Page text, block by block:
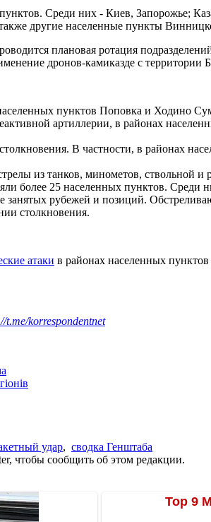
Среди них - Киев, Запорожье;
другие населенные пункты
плановая ротация
дронов-камиказде с территории
пунктов Поповка и Ходино
артиллерии, в районах
В частности, в районах
из танков, минометов, ствольной
более 25 населенных пунктов.
рубежей и позиций.
столкновения.
атаки в районах населенных
t.me/korrespondentnet
удар, сводка Генштаба
чтобы сообщить об этом редакции.